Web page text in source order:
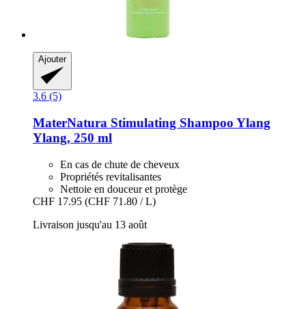
Ajouter
3.6 (5)
MaterNatura Stimulating Shampoo Ylang
Ylang, 250 ml
En cas de chute de cheveux
Propriétés revitalisantes
Nettoie en douceur et protège
CHF 17.95 (CHF 71.80 / L)
Livraison jusqu'au 13 août